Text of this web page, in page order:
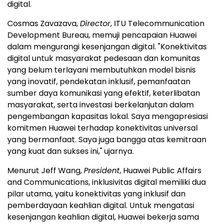
digital.
Cosmas Zavazava,Director, ITU Telecommunication
Development Bureau, memuji pencapaian Huawei
dalam mengurangi kesenjangan digital. "Konektivitas
digital untuk masyarakat pedesaan dan komunitas
yang belum terlayani membutuhkan model bisnis
yang inovatif, pendekatan inklusif, pemanfaatan
sumber daya komunikasi yang efektif, keterlibatan
masyarakat, serta investasi berkelanjutan dalam
pengembangan kapasitas lokal. Saya mengapresiasi
komitmen Huawei terhadap konektivitas universal
yang bermanfaat. Saya juga bangga atas kemitraan
yang kuat dan sukses ini," ujarnya.
Menurut Jeff Wang,President, Huawei Public Affairs
and Communications, inklusivitas digital memiliki dua
pilar utama, yaitu konektivitas yang inklusif dan
pemberdayaan keahlian digital. Untuk mengatasi
kesenjangan keahlian digital, Huawei bekerja sama